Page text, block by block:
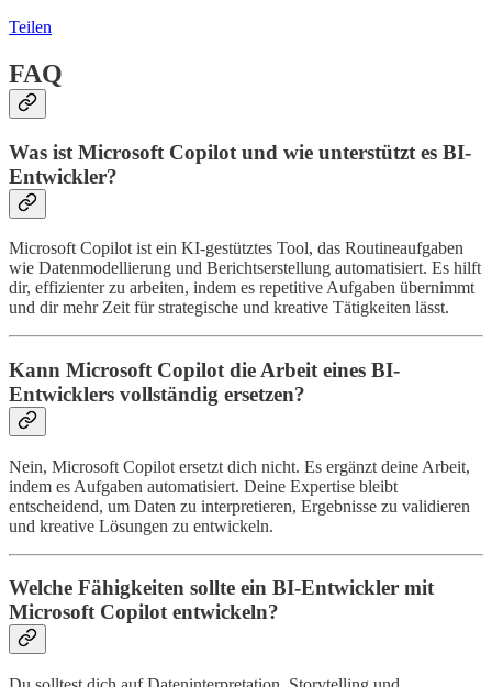
Teilen
FAQ
Was ist Microsoft Copilot und wie unterstützt es BI-
Entwickler?
Microsoft Copilot ist ein KI-gestütztes Tool, das Routineaufgaben
wie Datenmodellierung und Berichtserstellung automatisiert. Es hilft
dir, effizienter zu arbeiten, indem es repetitive Aufgaben übernimmt
und dir mehr Zeit für strategische und kreative Tätigkeiten lässt.
Kann Microsoft Copilot die Arbeit eines BI-
Entwicklers vollständig ersetzen?
Nein, Microsoft Copilot ersetzt dich nicht. Es ergänzt deine Arbeit,
indem es Aufgaben automatisiert. Deine Expertise bleibt
entscheidend, um Daten zu interpretieren, Ergebnisse zu validieren
und kreative Lösungen zu entwickeln.
Welche Fähigkeiten sollte ein BI-Entwickler mit
Microsoft Copilot entwickeln?